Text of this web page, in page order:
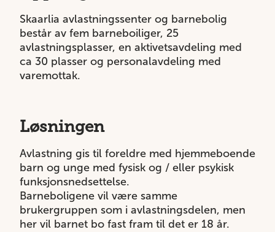
Skaarlia avlastningssenter og barnebolig
består av fem barneboiliger, 25
avlastningsplasser, en aktivetsavdeling med
ca 30 plasser og personalavdeling med
varemottak.
Løsningen
Avlastning gis til foreldre med hjemmeboende
barn og unge med fysisk og / eller psykisk
funksjonsnedsettelse.
Barneboligene vil være samme
brukergruppen som i avlastningsdelen, men
her vil barnet bo fast fram til det er 18 år.